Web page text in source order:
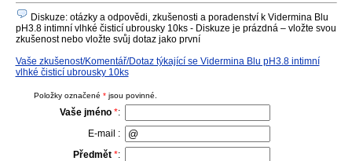
Diskuze: otázky a odpovědi, zkušenosti a poradenství k Vidermina Blu
pH3.8 intimní vlhké čisticí ubrousky 10ks - Diskuze je prázdná – vložte svou
zkušenost nebo vložte svůj dotaz jako první
Vaše zkušenost/Komentář/Dotaz týkající se Vidermina Blu pH3.8 intimní
vlhké čisticí ubrousky 10ks
Položky označené * jsou povinné.
Vaše jméno *:
E-mail :
Předmět *: